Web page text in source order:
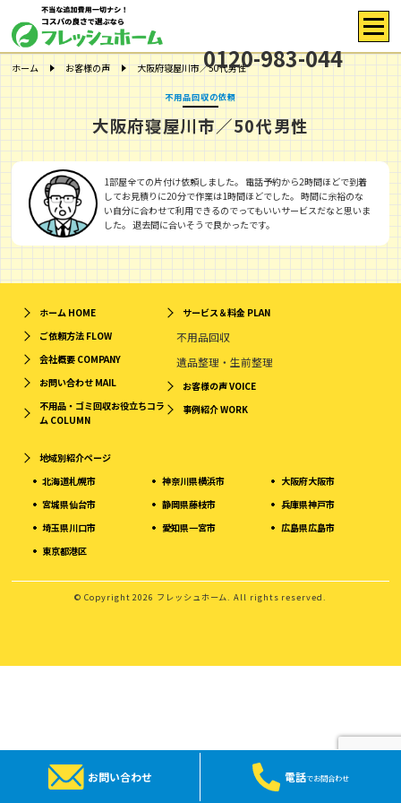
0120-983-044
ホーム お客様の声 大阪府寝屋川市／50代男性
不用品回収の依頼
大阪府寝屋川市／50代男性
1部屋全ての片付け依頼しました。 電話予約から2時間ほどで到着
してお見積りに20分で作業は1時間ほどでした。 時間に余裕のな
い自分に合わせて利用できるのでってもいいサービスだなと思いま
した。 退去間に合いそうで良かったです。
ホーム HOME
ご依頼方法 FLOW
会社概要 COMPANY
お問い合わせ MAIL
不用品・ゴミ回収お役立ちコラ
ム COLUMN
サービス＆料金 PLAN
不用品回収
遺品整理・生前整理
お客様の声VOICE
事例紹介WORK
地域別紹介ページ
北海道札幌市
宮城県仙台市
埼玉県川口市
東京都港区
神奈川県横浜市
静岡県藤枝市
愛知県一宮市
大阪府大阪市
兵庫県神戸市
広島県広島市
© Copyright 2026 フレッシュホーム. All rights reserved.
お問い合わせ 電話でお問合わせ